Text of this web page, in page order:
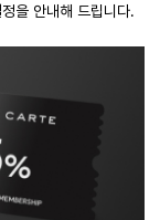
을 안내해 드립니다.